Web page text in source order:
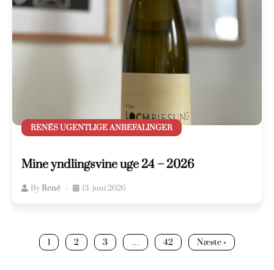
RENÉS UGENTLIGE ANBEFALINGER
Mine yndlingsvine uge 24 – 2026
ByRené 13. juni 2026
1 2 3 … 42 Næste »